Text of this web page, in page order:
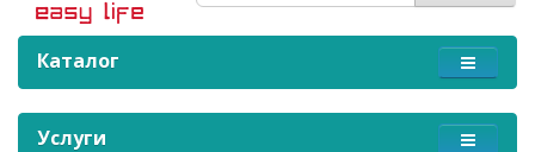
Каталог
Услуги